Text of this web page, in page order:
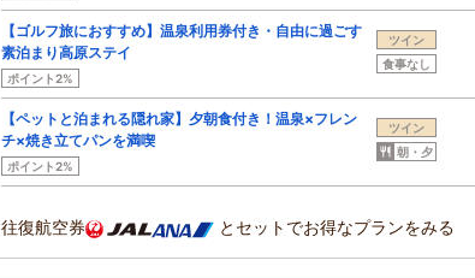
【ゴルフ旅におすすめ】温泉利用券付き・自由に過ごす
素泊まり高原ステイ
ポイント2%
ツイン
食事なし
【ペットと泊まれる隠れ家】夕朝食付き！温泉×フレン
チ×焼き立てパンを満喫
ポイント2%
ツイン
朝・夕
往復航空券 とセットでお得なプランをみる